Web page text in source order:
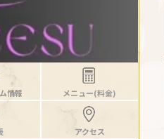
情報 メニュー(料金)
アクセス